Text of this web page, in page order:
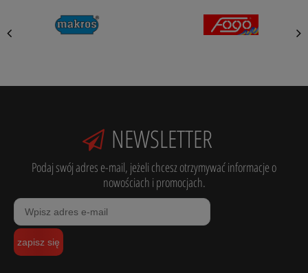
NEWSLETTER
Podaj swój adres e-mail, jeżeli chcesz otrzymywać informacje o
nowościach i promocjach.
zapisz się